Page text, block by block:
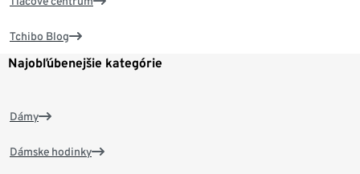
Tchibo Blog
Najobľúbenejšie kategórie
Dámy
Dámske hodinky